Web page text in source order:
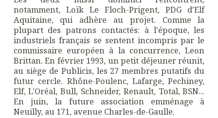
notamment, Loïk Le Floch-Prigent, PDG d'Elf
Aquitaine, qui adhère au projet. Comme la
plupart des patrons contactés: à l'époque, les
industriels français se sentent incompris par le
commissaire européen à la concurrence, Leon
Brittan. En février 1993, un petit déjeuner réunit,
au siège de Publicis, les 27 membres putatifs du
futur cercle. Rhône-Poulenc, Lafarge, Pechiney,
Elf, L'Oréal, Bull, Schneider, Renault, Total, BSN...
En juin, la future association emménage à
Neuilly, au 171, avenue Charles-de-Gaulle.